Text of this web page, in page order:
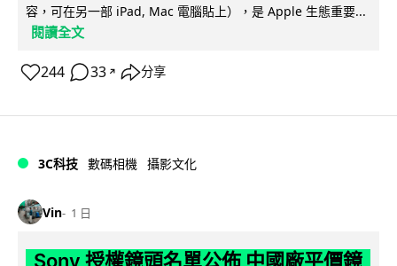
容，可在另一部 iPad, Mac 電腦貼上），是 Apple 生態重要...
閱讀全文
244 33 ↗ 分享
3C科技 數碼相機 攝影文化
Vin 1 日
Sony 授權鏡頭名單公佈 中國廠平價鏡